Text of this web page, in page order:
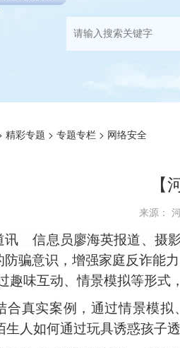
精彩专题 > 专题专栏 > 网络安全
来源：
讯 信息员廖海英报道、摄
骗意识，增强家庭反诈能力
趣味互动、情景模拟等形式
合真实案例，通过情景模
生人如何通过玩具诱惑孩子